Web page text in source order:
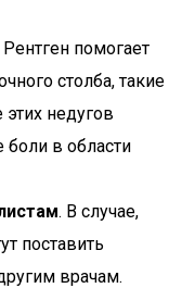
Рентген помогает
столба, такие
недугов
в области
. В случае,
поставить
врачам.